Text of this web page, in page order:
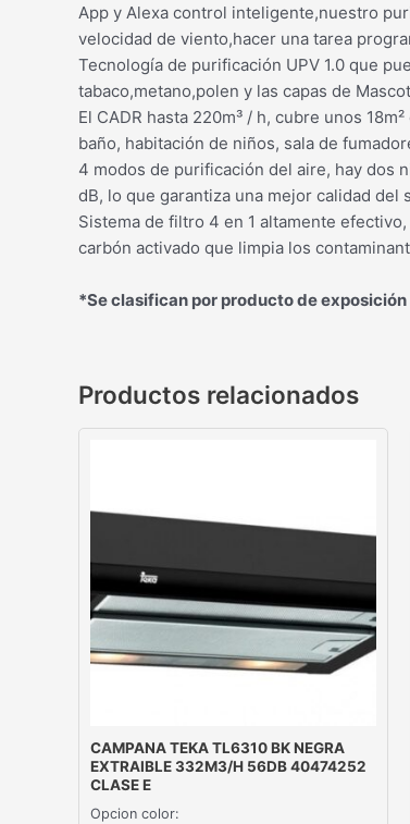
App y Alexa control inteligente,nuestro
velocidad de viento,hacer una tarea
Tecnología de purificación UPV 1.0 que
tabaco,metano,polen y las capas de
El CADR hasta 220m³ / h, cubre unos
baño, habitación de niños, sala de
4 modos de purificación del aire, hay dos
dB, lo que garantiza una mejor calidad del
Sistema de filtro 4 en 1 altamente
carbón activado que limpia los
*Se clasifican por producto de
Productos relacionados
CAMPANA TEKA TL6310 BK NEGRA
EXTRAIBLE 332M3/H 56DB 40474252
CLASE E
Opcion color: